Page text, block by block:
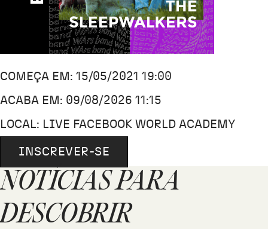
COMEÇA EM: 15/05/2021 19:00
ACABA EM: 09/08/2026 11:15
LOCAL: LIVE FACEBOOK WORLD ACADEMY
INSCREVER-SE
NOTÍCIAS PARA
DESCOBRIR